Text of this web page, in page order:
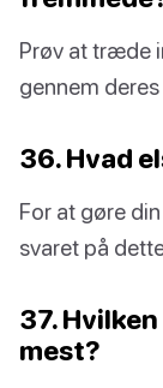
Prøv at træde
gennem
36. Hvad
For at gøre
svaret på
37.
mest?